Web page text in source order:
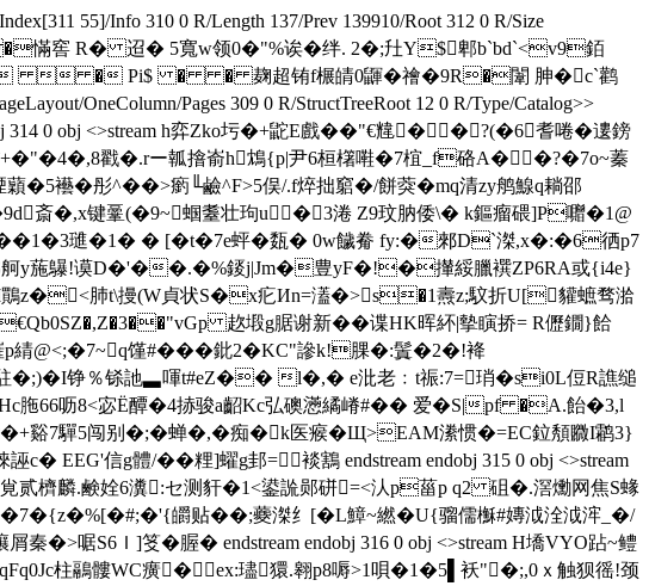
55]/Info 310 0 R/Length 137/Prev 139910/Root 312 0 R/Size
慲窖 R� 迢� 5寬w领0�"%诶�绊. 2�;圱Y$郫b`bd`<v9銆
楺枉綈埤 B  � Pi$ � � 麹超铕f榐皘0鼲�禬�9R�闈 胂�c`鹳
OneColumn/Pages 309 0 R/StructTreeRoot 12 0 R/Type/Catalog>>
314 0 obj <>stream h弈Zko圬�+鼧E戲��"€韑��?(�6耆啳�遱鎊
戳�.rー瓡摿嵛h鴆{p|尹6桓櫡嚡�7椬_f硌A��?�7o~蓁
襼�彤^��>瘹╙鹼^F>5俣/.f焠拙竆�/餅葖�mq清zy鸼鰁q耥邵
斎�,x键鞷(�9~蝈耋壮玽u�3淃 Z9玟肭倭\� k鏂瘤碨]P囎�1@
�1�3璡�1� � [�t�7e蚲� 瓾� 0w饖觠 fy:�郲D`滐,x�:�6徆p7
舸y葹鸔!谟D�'��.�%錽j|Jm�豊yF�!�攆綏臘襈ZP6RA或{i4e}
鷶z�<肺t\摱(W貞状S�x疕Иn=濭�>s�1燾z;馼折U[貛蟅骛湁
赼塅g腒谢新��谍HK晖紑|摰瞚挢= R儮鐗}餄
@<;�7~q馑#���鈚2�KC"謲k!腂�:鬒�2�!袶
駐�;)�I铮％铩訑▃喗t#eZ�� l�,� e沘老﹕t祳:7=琑�si0L侸R譙缒
胣66呖8<宓Ё醰�4捇骏a齠Kc弘礇懣繘嵴#�� 爱� S|pf �A.飴�3,l
谿7驒5闯别�;�蝉�,�痴�k医瘊�Щ>EAM潫惯�=EC鉝頺覹I鹴3}
信g體/��粴]蠗g邽=裧鶷 endstream endobj 315 0 obj <>stream
櫅麟.鹸姾6瀵:セ测豻�1<鍙詤郧硑=<汄p菑p q2 砠�.滘爋网焦S蝝
z�%[�#;�'{皭贴��;蘷滐纟[�L鱆~繎�U{骝儒櫯#嫥泧洤泧浶_�/
�>啹S6Ｉ]笅� 腛� endstream endobj 316 0 obj <>stream H墧VYO跕~鳢
柱鷊髏WC癀�ex:璶獧.翱p8嗕>1唄�1�5▌袄"�;,0ｘ触狈徭!颈